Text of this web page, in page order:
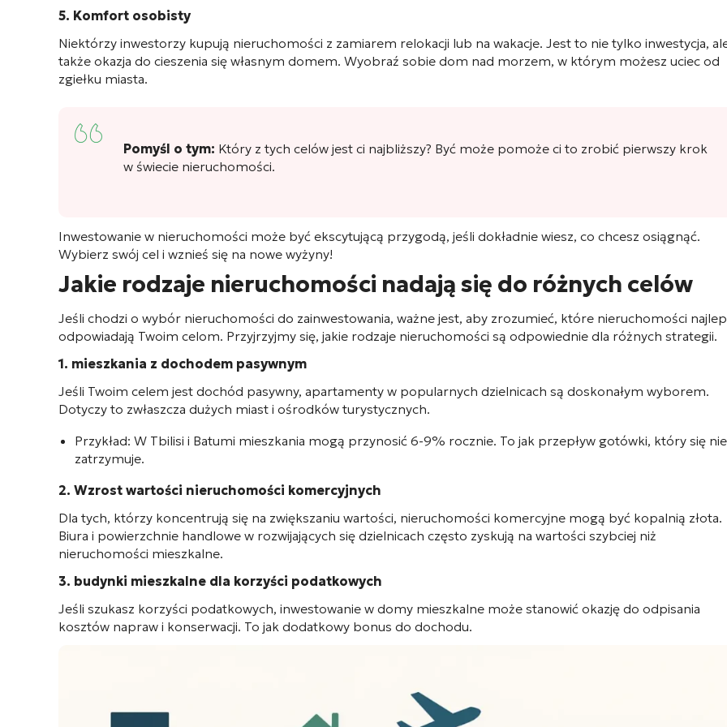
5. Komfort osobisty
Niektórzy inwestorzy kupują nieruchomości z zamiarem relokacji lub na wakacje. Jest to nie tylko inwestycja,
także okazja do cieszenia się własnym domem. Wyobraź sobie dom nad morzem, w którym możesz uciec od
zgiełku miasta.
Pomyśl o tym: Który z tych celów jest ci najbliższy? Być może pomoże ci to zrobić pierwszy krok
w świecie nieruchomości.
Inwestowanie w nieruchomości może być ekscytującą przygodą, jeśli dokładnie wiesz, co chcesz osiągnąć.
Wybierz swój cel i wznieś się na nowe wyżyny!
Jakie rodzaje nieruchomości nadają się do różnych celów
Jeśli chodzi o wybór nieruchomości do zainwestowania, ważne jest, aby zrozumieć, które nieruchomości
odpowiadają Twoim celom. Przyjrzyjmy się, jakie rodzaje nieruchomości są odpowiednie dla różnych strategii.
1. mieszkania z dochodem pasywnym
Jeśli Twoim celem jest dochód pasywny, apartamenty w popularnych dzielnicach są doskonałym wyborem.
Dotyczy to zwłaszcza dużych miast i ośrodków turystycznych.
Przykład: W Tbilisi i Batumi mieszkania mogą przynosić 6-9% rocznie. To jak przepływ gotówki, który się nie
zatrzymuje.
2. Wzrost wartości nieruchomości komercyjnych
Dla tych, którzy koncentrują się na zwiększaniu wartości, nieruchomości komercyjne mogą być kopalnią złota.
Biura i powierzchnie handlowe w rozwijających się dzielnicach często zyskują na wartości szybciej niż
nieruchomości mieszkalne.
3. budynki mieszkalne dla korzyści podatkowych
Jeśli szukasz korzyści podatkowych, inwestowanie w domy mieszkalne może stanowić okazję do odpisania
kosztów napraw i konserwacji. To jak dodatkowy bonus do dochodu.